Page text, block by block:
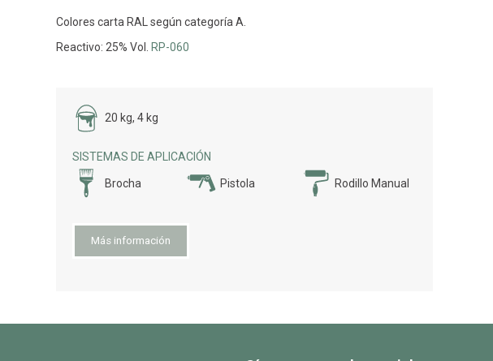
Colores carta RAL según categoría A.
Reactivo: 25% Vol. RP-060
20 kg, 4 kg
SISTEMAS DE APLICACIÓN
Brocha Pistola Rodillo Manual
Más información